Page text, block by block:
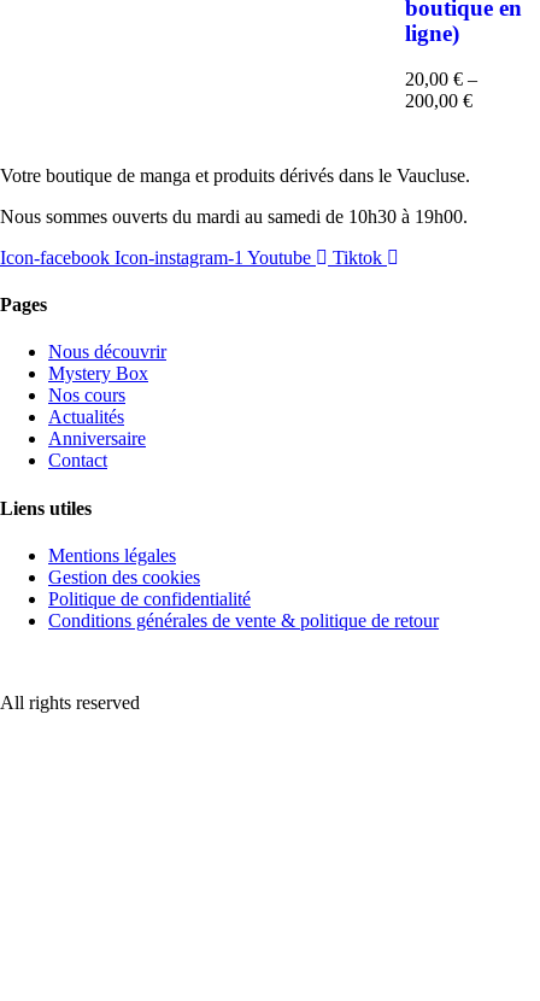
boutique en
ligne)
20,00 € –
200,00 €
Plage
à
200,00 €
Votre boutique de manga et produits dérivés dans le Vaucluse.
Nous sommes ouverts du mardi au samedi de 10h30 à 19h00.
Icon-facebook Icon-instagram-1 Youtube Tiktok
Pages
Nous découvrir
Mystery Box
Nos cours
Actualités
Anniversaire
Contact
Liens utiles
Mentions légales
Gestion des cookies
Politique de confidentialité
Conditions générales de vente & politique de retour
All rights reserved